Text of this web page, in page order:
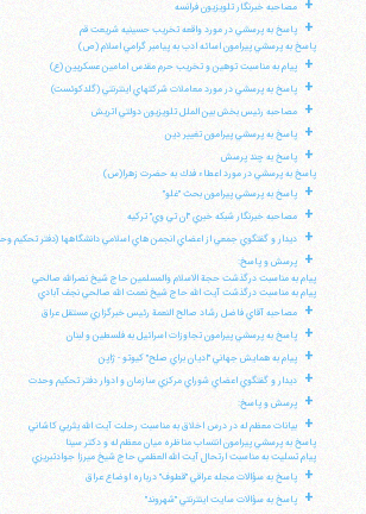
+ مصاحبه خبرنگار تلويزيون فرانسه
+
پاسخ به پرسشي در مورد واقعه تخريب حسينيه شريعت قم
پاسخ به پرسشي پيرامون اسائه ادب به پيامبر گرامي اسلام (ص)
+ پيام به مناسبت توهين و تخريب حرم مقدس امامين عسكريين (ع)
+ پاسخ به پرسشي در مورد معاملات شركتهاي اينترنتي (گلدكوئست)
+ مصاحبه رئيس بخش بين الملل تلويزيون دولتي اتريش
+ پاسخ به پرسشي پيرامون تغيير دين
+
پاسخ به چند پرسش
پاسخ به پرسشي در مورد اعطاء فدك به حضرت زهرا(س)
+ پاسخ به پرسشي پيرامون بحث "غلو"
+ مصاحبه خبرنگار شبكه خبري "ان تي وي" تركيه
+ ديدار و گفتگوي جمعي از اعضاي انجمن هاي اسلامي دانشگاهها (دفتر تحكيم
+
پرسش و پاسخ:
پيام به مناسبت درگذشت حجة الاسلام والمسلمين حاج شيخ نصرالله صالحي
پيام به مناسبت درگذشت آيت الله حاج شيخ نعمت الله صالحي نجف آبادي
+ مصاحبه آقاي فاضل رشاد صالح النعمة رئيس خبرگزاري مستقل عراق
+ پاسخ به پرسشي پيرامون تجاوزات اسرائيل به فلسطين و لبنان
+ پيام به همايش جهاني "اديان براي صلح" كيوتو - ژاپن
+ ديدار و گفتگوي اعضاي شوراي مركزي سازمان و ادوار دفتر تحكيم وحدت
+ پرسش و پاسخ:
+
بيانات معظم له در درس اخلاق به مناسبت رحلت آيت الله يثربي كاشاني
پاسخ به پرسشي پيرامون انتساب مناظره ميان معظم له و دكتر سينا
پيام تسليت به مناسبت ارتحال آيت الله العظمي حاج شيخ ميرزا جوادتبريزي
+ پاسخ به سؤالات مجله عراقي "قطوف" درباره اوضاع عراق
+ پاسخ به سؤالات سايت اينترنتي "شهروند"